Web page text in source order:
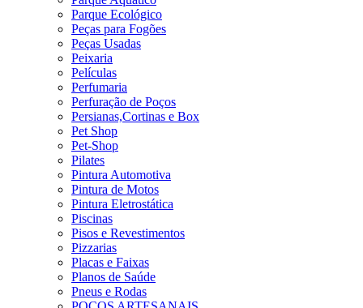
Parque Ecológico
Peças para Fogões
Peças Usadas
Peixaria
Películas
Perfumaria
Perfuração de Poços
Persianas,Cortinas e Box
Pet Shop
Pet-Shop
Pilates
Pintura Automotiva
Pintura de Motos
Pintura Eletrostática
Piscinas
Pisos e Revestimentos
Pizzarias
Placas e Faixas
Planos de Saúde
Pneus e Rodas